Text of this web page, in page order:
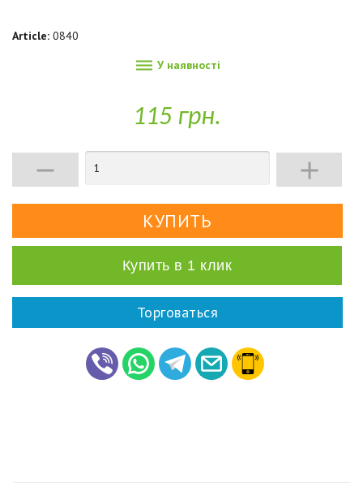
Article: 0840
 У наявності
115 грн.
 
Купить в 1 клик
Торговаться